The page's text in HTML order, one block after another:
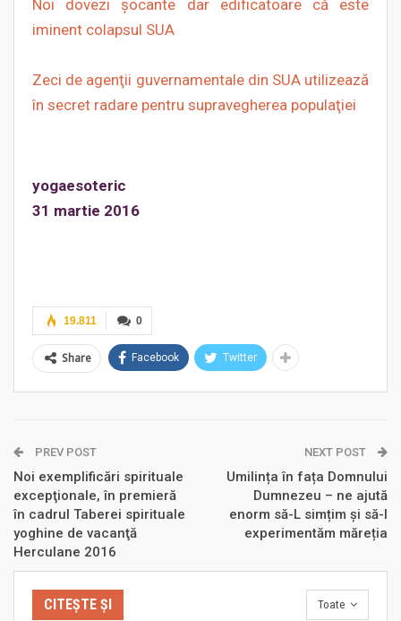
Noi dovezi şocante dar edificatoare că este
iminent colapsul SUA
Zeci de agenţii guvernamentale din SUA utilizează
în secret radare pentru supravegherea populaţiei
yogaesoteric
31 martie 2016
0
19.811
Share Facebook Twitter
PREV POST
Noi exemplificări spirituale
excepţionale, în premieră
în cadrul Taberei spirituale
yoghine de vacanţă
Herculane 2016
NEXT POST
Umilința în fața Domnului
Dumnezeu – ne ajută
enorm să-L simțim și să-I
experimentăm măreția
Toate
CITEȘTE ȘI